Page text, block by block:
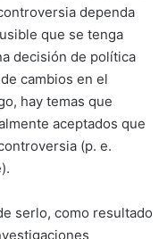
dependa
que se tenga
decisión de política
cambios en el
hay temas que
aceptados que
(p. e.
serlo, como resultado